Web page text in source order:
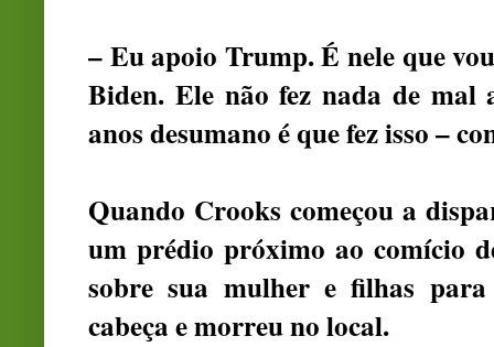
– Eu apoio Trump. É nele que
Biden. Ele não fez nada de
anos desumano é que fez isso –
Quando Crooks começou a
um prédio próximo ao comício
sobre sua mulher e filhas
cabeça e morreu no local.